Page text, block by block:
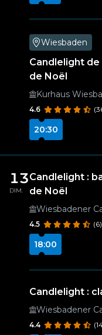
Wiesbaden
Candlelight
de Noël
Kurhaus
4.6
20:30
13
DIM.
Candlelight :
de Noël
Wiesbadener
4.5 (6)
18:00
Candlelight :
Wiesbadener
4.4